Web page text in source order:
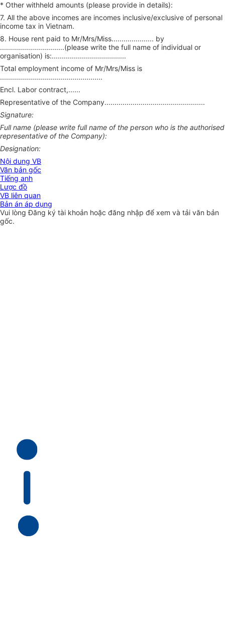
* Other withheld amounts (please provide in details):
7. All the above incomes are incomes inclusive/exclusive of personal
income tax in Vietnam.
8. House rent paid to Mr/Mrs/Miss..................... by
................................(please write the full name of individual or
organisation) is:.....................................
Total employment income of Mr/Mrs/Miss is
...................................................
Encl. Labor contract,......
Representative of the Company..................................................
Signature:
Full name (please write full name of the person who is the authorised
representative of the Company):
Designation:
Nội dung VB
Văn bản gốc
Tiếng anh
Lược đồ
VB liên quan
Bản án áp dụng
Vui lòngĐăng ký tài khoản hoặc đăng nhập để xem và tải văn bản
gốc.